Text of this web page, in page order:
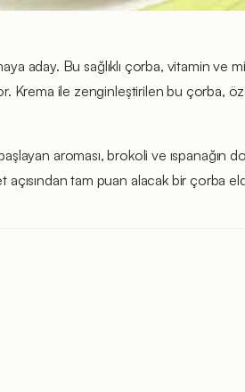
aday. Bu sağlıklı çorba, vitamin ve
Krema ile zenginleştirilen bu çorba,
aroması, brokoli ve ıspanağın
tam puan alacak bir çorba